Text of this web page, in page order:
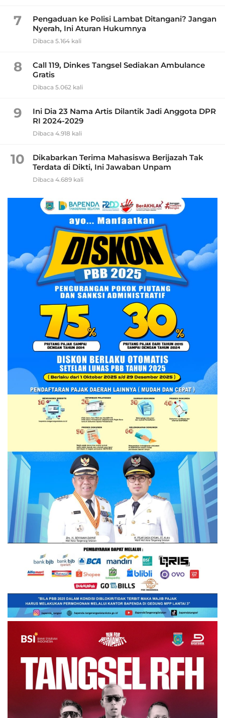
7
Pengaduan ke Polisi Lambat Ditangani? Jangan
Nyerah, Ini Aturan Hukumnya
Dibaca 5.164 kali
8
Call 119, Dinkes Tangsel Sediakan Ambulance
Gratis
Dibaca 5.062 kali
9
Ini Dia 23 Nama Artis Dilantik Jadi Anggota DPR
RI 2024-2029
Dibaca 4.918 kali
10
Dikabarkan Terima Mahasiswa Berijazah Tak
Terdata di Dikti, Ini Jawaban Unpam
Dibaca 4.689 kali